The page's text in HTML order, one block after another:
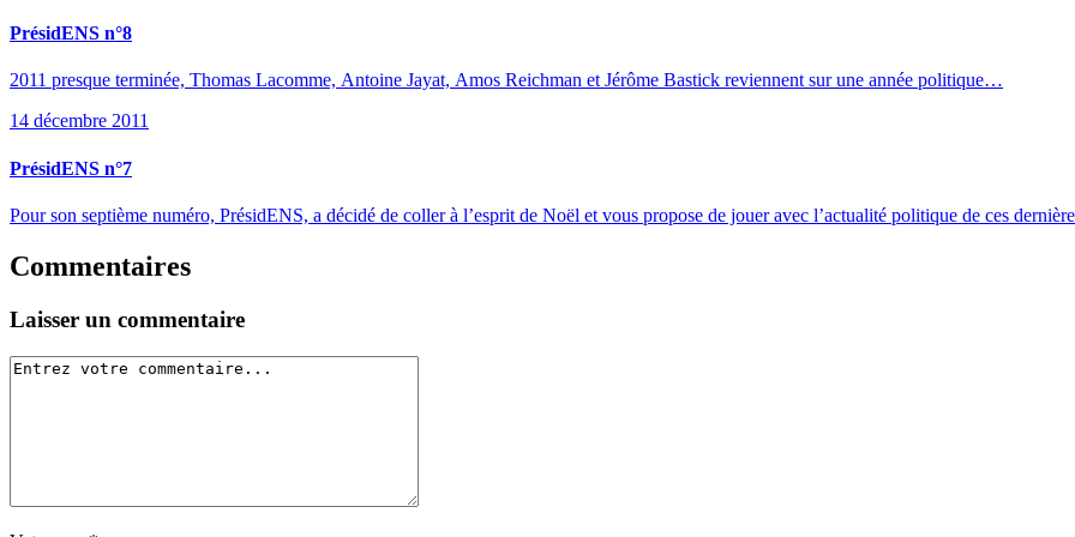
PrésidENS n°8
2011 presque terminée, Thomas Lacomme, Antoine Jayat, Amos Reichman et Jérôme Bastick reviennent sur une année politique…
14 décembre 2011
PrésidENS n°7
Pour son septième numéro, PrésidENS, a décidé de coller à l’esprit de Noël et vous propose de jouer avec l’actualité politique de ces
Commentaires
Laisser un commentaire